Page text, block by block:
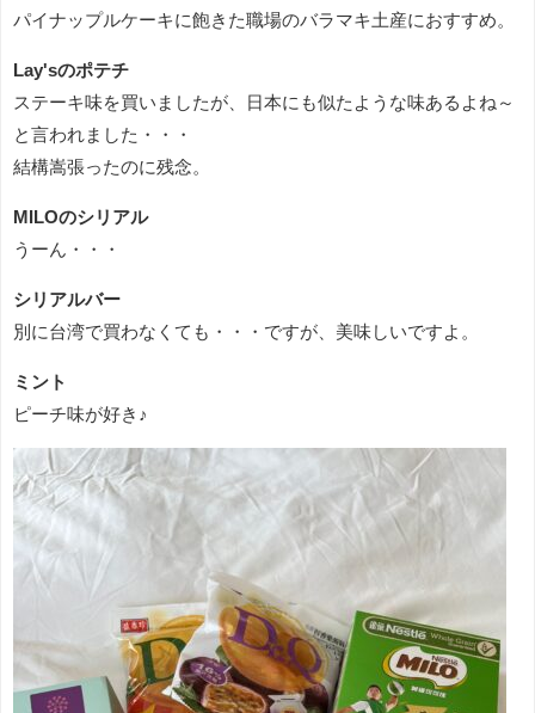
パイナップルケーキに飽きた職場のバラマキ土産におすすめ。
Lay'sのポテチ
ステーキ味を買いましたが、日本にも似たような味あるよね～
と言われました・・・
結構嵩張ったのに残念。
MILOのシリアル
うーん・・・
シリアルバー
別に台湾で買わなくても・・・ですが、美味しいですよ。
ミント
ピーチ味が好き♪